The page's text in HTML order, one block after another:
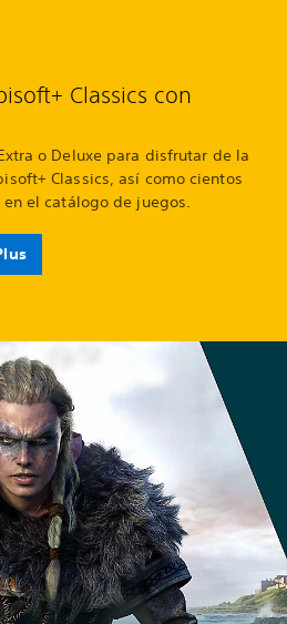
Classics con
o Deluxe para disfrutar de la
Classics, así como cientos
el catálogo de juegos.